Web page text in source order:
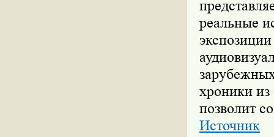
реальные
хроники
позволит
Источник